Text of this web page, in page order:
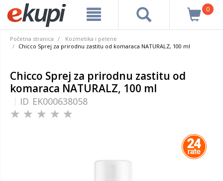
0
Početna stranica
Kozmetika i pelene
Chicco Sprej za prirodnu zastitu od komaraca NATURALZ, 100 ml
Chicco Sprej za prirodnu zastitu od
komaraca NATURALZ, 100 ml
ID EK000638058